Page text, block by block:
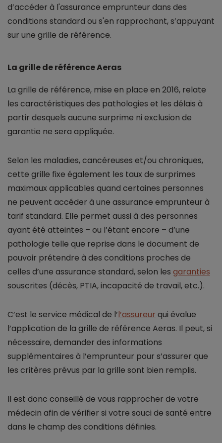
d’accéder à l'assurance emprunteur dans des
conditions standard ou s'en rapprochant, s’appuyant
sur une grille de référence.
La grille de référence Aeras
La grille de référence, mise en place en 2016, relate
les caractéristiques des pathologies et les délais à
partir desquels aucune surprime ni exclusion de
garantie ne sera appliquée.
Selon les maladies, cancéreuses et/ou chroniques,
cette grille fixe également les taux de surprimes
maximaux applicables quand certaines personnes
ne peuvent accéder à une assurance emprunteur à
tarif standard. Elle permet aussi à des personnes
ayant été atteintes – ou l’étant encore – d’une
pathologie telle que reprise dans le document de
pouvoir prétendre à des conditions proches de
celles d’une assurance standard, selon les garanties
souscrites (décès, PTIA, incapacité de travail, etc.).
C’est le service médical de l’l’assureur qui évalue
l’application de la grille de référence Aeras. Il peut, si
nécessaire, demander des informations
supplémentaires à l’emprunteur pour s’assurer que
les critères prévus par la grille sont bien remplis.
Il est donc conseillé de vous rapprocher de votre
médecin afin de vérifier si votre souci de santé entre
dans le champ des conditions définies.